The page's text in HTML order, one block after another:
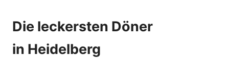
Die leckersten Döner
in Heidelberg